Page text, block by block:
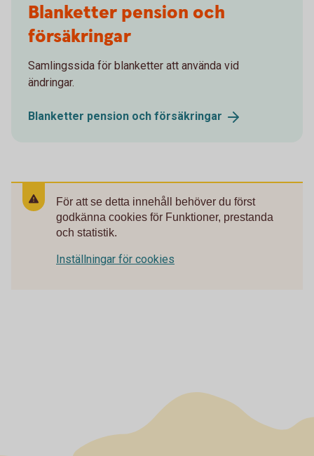
Blanketter pension och
försäkringar
Samlingssida för blanketter att använda vid
ändringar.
Blanketter pension och försäkringar
För att se detta innehåll behöver du först
godkänna cookies för Funktioner, prestanda
och statistik.
Inställningar för cookies